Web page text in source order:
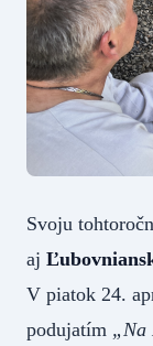
Svoju
aj
V piatok 24.
podujatím „Na